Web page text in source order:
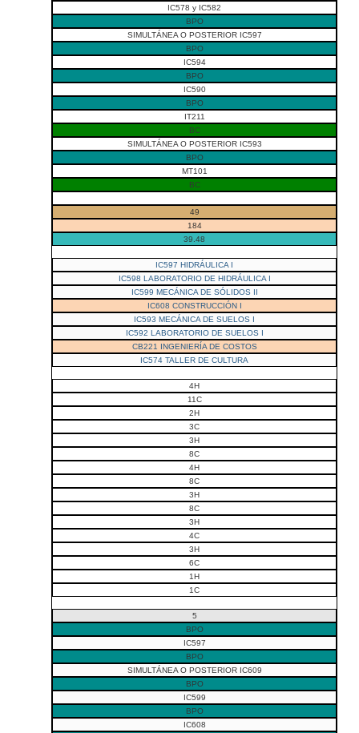
IC578 y IC582
BPO
SIMULTÁNEA O POSTERIOR IC597
BPO
IC594
BPO
IC590
BPO
IT211
BC
SIMULTÁNEA O POSTERIOR IC593
BPO
MT101
BC
49
184
39.48
IC597 HIDRÁULICA I
IC598 LABORATORIO DE HIDRÁULICA I
IC599 MECÁNICA DE SÓLIDOS II
IC608 CONSTRUCCIÓN I
IC593 MECÁNICA DE SUELOS I
IC592 LABORATORIO DE SUELOS I
CB221 INGENIERÍA DE COSTOS
IC574 TALLER DE CULTURA
4H
11C
2H
3C
3H
8C
4H
8C
3H
8C
3H
4C
3H
6C
1H
1C
5
BPO
IC597
BPO
SIMULTÁNEA O POSTERIOR IC609
BPO
IC599
BPO
IC608